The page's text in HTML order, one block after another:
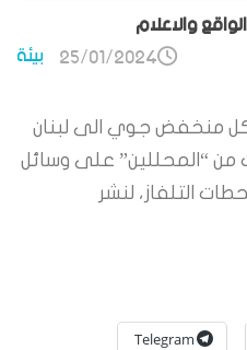
والاعلام
بيئة 25/01/2024
كل منخفض جوي الى لبنان
من “المحللين” على وسائل
التلفاز، لنشر
Telegram